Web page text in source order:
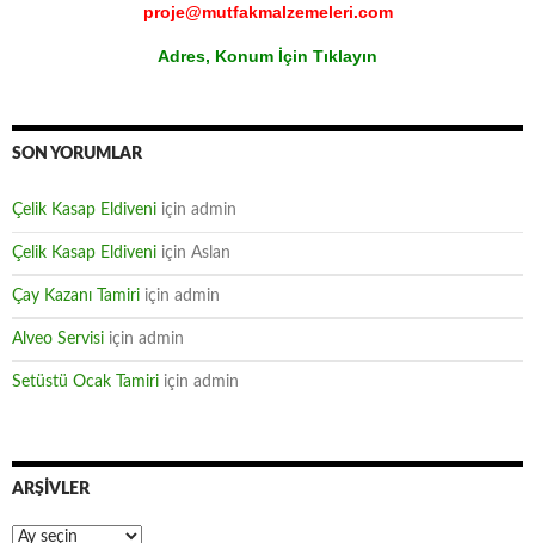
proje@mutfakmalzemeleri.com
Adres, Konum İçin Tıklayın
SON YORUMLAR
Çelik Kasap Eldiveni için admin
Çelik Kasap Eldiveni için Aslan
Çay Kazanı Tamiri için admin
Alveo Servisi için admin
Setüstü Ocak Tamiri için admin
ARŞIVLER
Arşivler